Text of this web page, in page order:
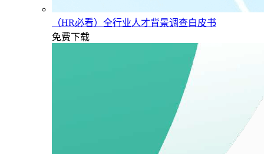
（HR必看）全行业人才背景调查白皮书
免费下载